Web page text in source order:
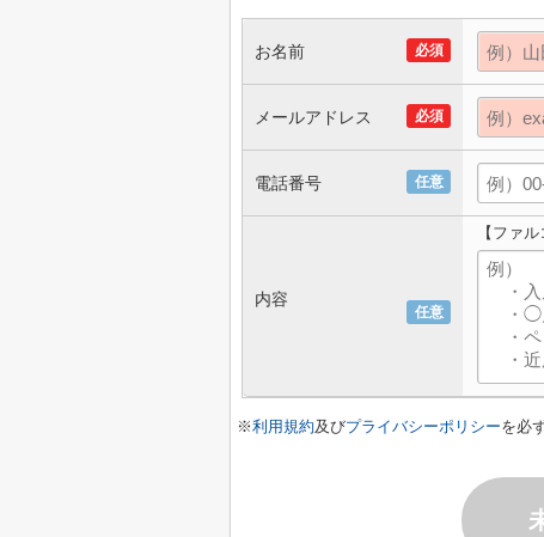
必須
お名前
必須
メールアドレス
任意
電話番号
任意
内容
【ファ
※利用規約及びプライバシーポリシーを必